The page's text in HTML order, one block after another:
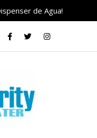
de Agua!